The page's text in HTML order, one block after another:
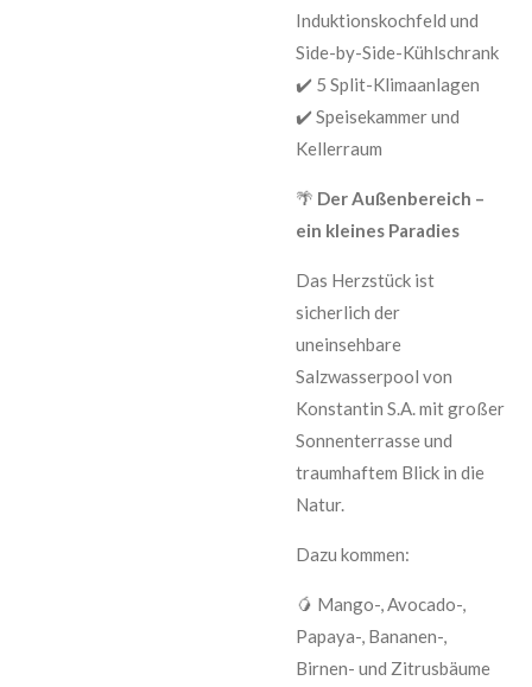
Induktionskochfeld und
Side-by-Side-Kühlschrank
✔️ 5 Split-Klimaanlagen
✔️ Speisekammer und
Kellerraum
🌴 Der Außenbereich –
ein kleines Paradies
Das Herzstück ist
sicherlich der
uneinsehbare
Salzwasserpool von
Konstantin S.A. mit großer
Sonnenterrasse und
traumhaftem Blick in die
Natur.
Dazu kommen:
🥭 Mango-, Avocado-,
Papaya-, Bananen-,
Birnen- und Zitrusbäume